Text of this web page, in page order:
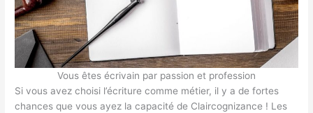
Vous êtes écrivain par passion et profession
Si vous avez choisi l’écriture comme métier, il y a de fortes
chances que vous ayez la capacité de Claircognizance ! Les